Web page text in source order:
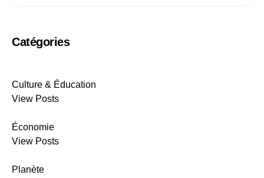
Catégories
Culture & Éducation
View Posts
Économie
View Posts
Planète